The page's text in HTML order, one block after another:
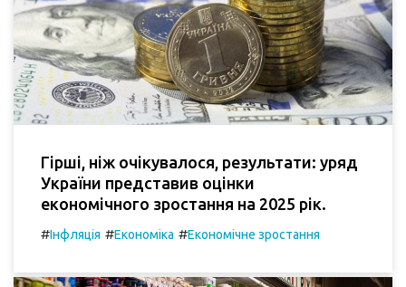
Гірші, ніж очікувалося, результати: уряд
України представив оцінки
економічного зростання на 2025 рік.
#Інфляція #Економіка #Економічне зростання